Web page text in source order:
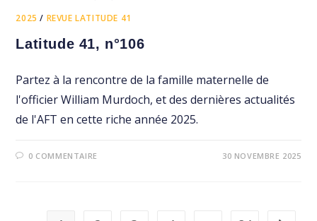
2025 / REVUE LATITUDE 41
Latitude 41, n°106
Partez à la rencontre de la famille maternelle de
l'officier William Murdoch, et des dernières actualités
de l'AFT en cette riche année 2025.
0 COMMENTAIRE 30 NOVEMBRE 2025